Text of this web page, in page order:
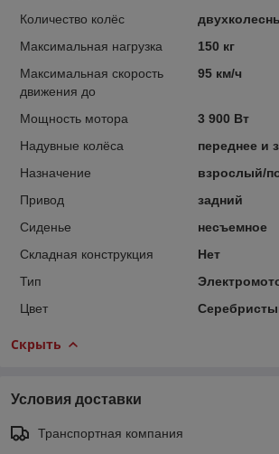
Количество колёс
Максимальная нагрузка
150 кг
Максимальная скорость
движения до
95 км/ч
Мощность мотора
3 900 Вт
Надувные колёса
переднее и
Назначение
взрослый/
Привод
задний
Сиденье
несъемное
Складная конструкция
Нет
Тип
Цвет
Скрыть
Условия доставки
Транспортная компания